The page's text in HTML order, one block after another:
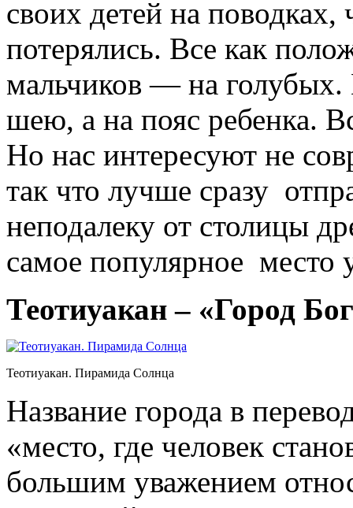
своих детей на поводках,
потерялись. Все как
мальчиков — на голубых.
шею, а на пояс ребенка.
Но нас интересуют не
так что лучше сразу
неподалеку от столицы
самое популярное место
Теотиуакан – «Город
Теотиуакан. Пирамида Солнца
Название города в
«место, где человек
большим уважением